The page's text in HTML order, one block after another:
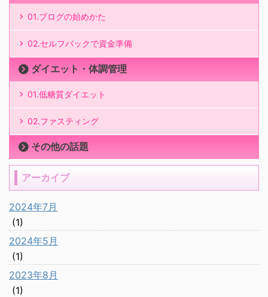
01.ブログの始めかた
02.セルフバックで資金準備
ダイエット・体調管理
01.低糖質ダイエット
02.ファスティング
その他の話題
アーカイブ
2024年7月
(1)
2024年5月
(1)
2023年8月
(1)